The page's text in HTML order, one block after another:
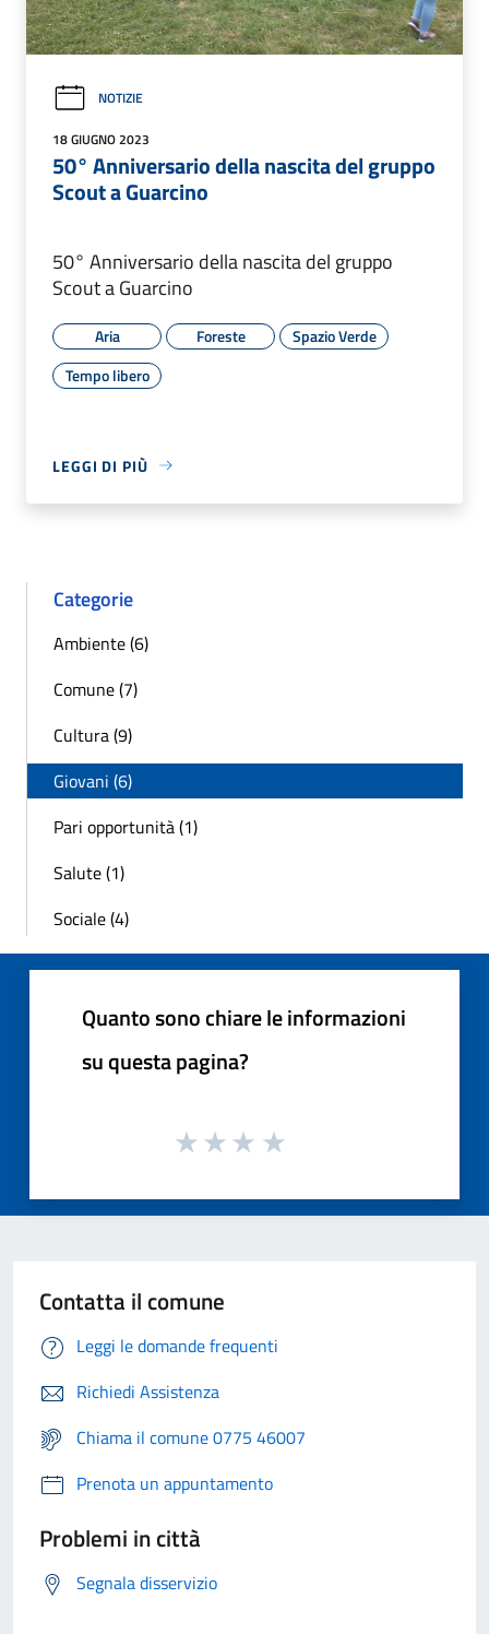
NOTIZIE
18 GIUGNO 2023
50° Anniversario della nascita del gruppo
Scout a Guarcino
50° Anniversario della nascita del gruppo
Scout a Guarcino
Aria Foreste
Spazio Verde
Tempo libero
LEGGI DI PIÙ
Categorie
Ambiente (6)
Comune (7)
Cultura (9)
Giovani (6)
Pari opportunità (1)
Salute (1)
Sociale (4)
Quanto sono chiare le informazioni
su questa pagina?
Contatta il comune
Leggi le domande frequenti
Richiedi Assistenza
Chiama il comune 0775 46007
Prenota un appuntamento
Problemi in città
Segnala disservizio